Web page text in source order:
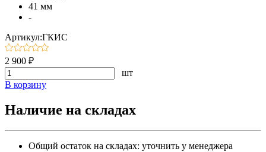
41 мм
-
Артикул:ГКИС
2 900 ₽
шт
В корзину
Наличие на складах
Общий остаток на складах: уточнить у менеджера